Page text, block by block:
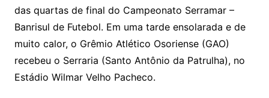
das quartas de final do Campeonato Serramar –
Banrisul de Futebol. Em uma tarde ensolarada e de
muito calor, o Grêmio Atlético Osoriense (GAO)
recebeu o Serraria (Santo Antônio da Patrulha), no
Estádio Wilmar Velho Pacheco.